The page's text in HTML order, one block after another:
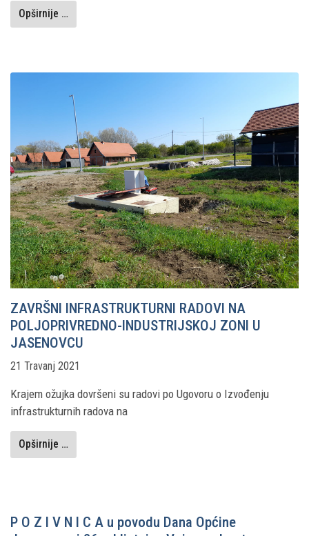
Opširnije …
ZAVRŠNI INFRASTRUKTURNI RADOVI NA
POLJOPRIVREDNO-INDUSTRIJSKOJ ZONI U
JASENOVCU
21 Travanj 2021
Krajem ožujka dovršeni su radovi po Ugovoru o Izvođenju
infrastrukturnih radova na
Opširnije …
P O Z I V N I C A u povodu Dana Općine